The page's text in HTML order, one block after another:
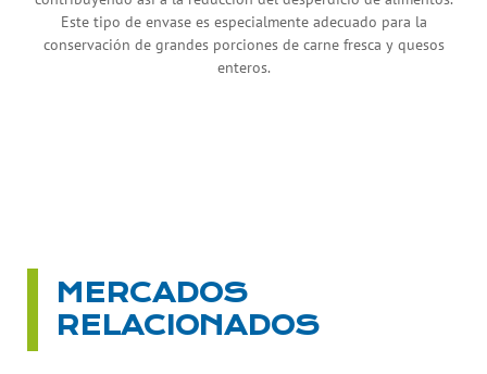
Este tipo de envase es especialmente adecuado para la
conservación de grandes porciones de carne fresca y quesos
enteros.
MERCADOS
RELACIONADOS